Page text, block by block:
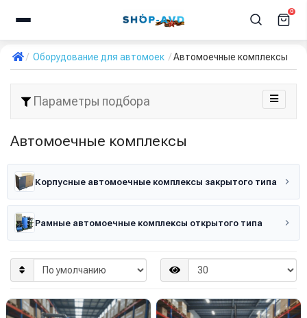
0
Оборудование для автомоек Автомоечные комплексы
Параметры подбора
Автомоечные комплексы
Корпусные автомоечные комплексы закрытого типа
Рамные автомоечные комплексы открытого типа